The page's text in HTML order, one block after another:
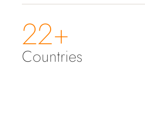
22+
Countries